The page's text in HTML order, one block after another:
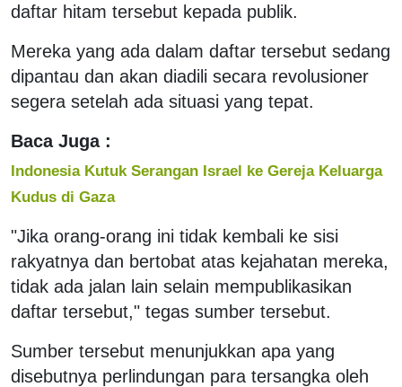
daftar hitam tersebut kepada publik.
Mereka yang ada dalam daftar tersebut sedang
dipantau dan akan diadili secara revolusioner
segera setelah ada situasi yang tepat.
Baca Juga :
Indonesia Kutuk Serangan Israel ke Gereja Keluarga
Kudus di Gaza
"Jika orang-orang ini tidak kembali ke sisi
rakyatnya dan bertobat atas kejahatan mereka,
tidak ada jalan lain selain mempublikasikan
daftar tersebut," tegas sumber tersebut.
Sumber tersebut menunjukkan apa yang
disebutnya perlindungan para tersangka oleh